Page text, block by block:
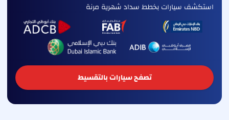
استكشف سيارات بخطط سداد شهرية مرنة
تصفح سيارات بالتقسيط